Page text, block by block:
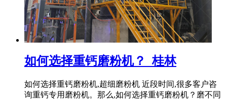
如何选择重钙磨粉机？_桂林
如何选择重钙磨粉机,超细磨粉机 近段时间,很多客户咨
询重钙专用磨粉机。那么,如何选择重钙磨粉机？磨不同